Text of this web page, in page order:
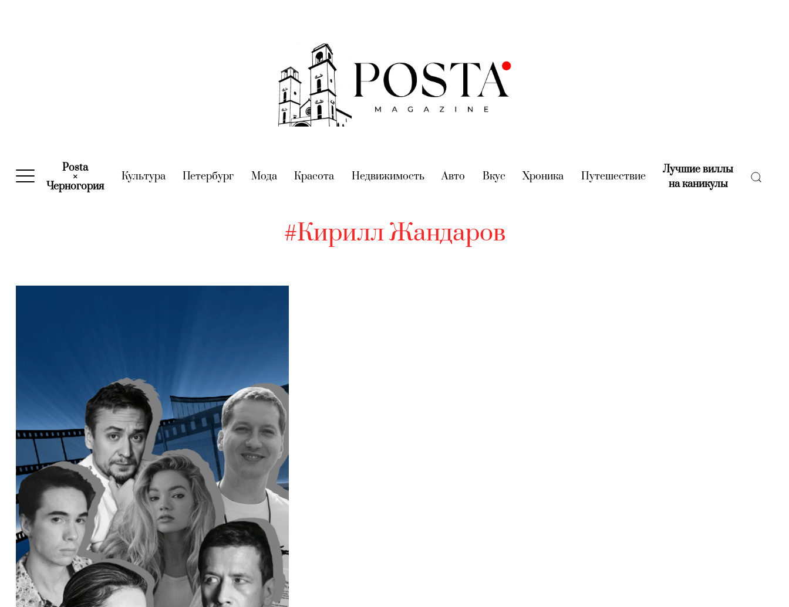
Posta
×
Черногория(current)
Культура(current)
Петербург (current)
Мода(current)
Красота (current)
Недвижимость(current)
Авто (current)
Вкус (current)
Хроника (current)
Путешествие(current)
Лучшие виллы
на каникулы(current)
#Кирилл Жандаров